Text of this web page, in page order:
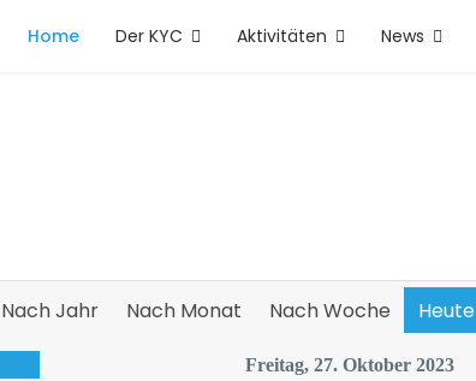
Home Der KYC Aktivitäten News
Nach Jahr Nach Monat Nach Woche Heute
Freitag, 27. Oktober 2023